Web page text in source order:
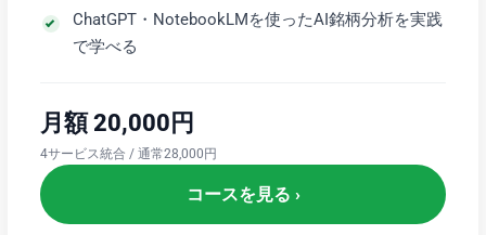
ChatGPT・NotebookLMを使ったAI銘柄分析を実践
で学べる
月額 20,000円
4サービス統合 / 通常28,000円
コースを見る ›